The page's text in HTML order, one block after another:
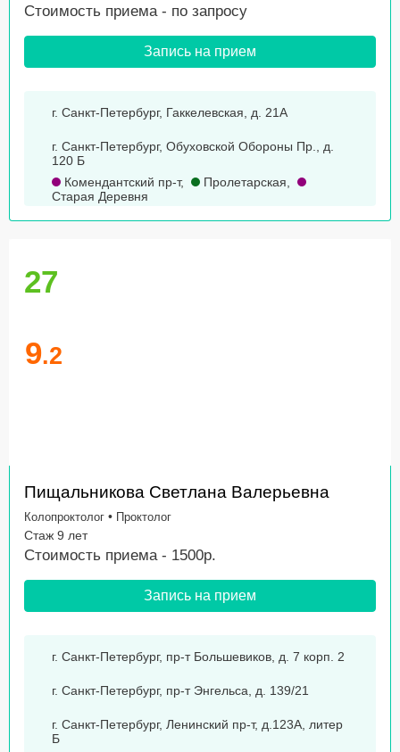
Стоимость приема - по запросу
Запись на прием
г. Санкт-Петербург, Гаккелевская, д. 21А
г. Санкт-Петербург, Обуховской Обороны Пр., д.
120 Б
Комендантский пр-т, Пролетарская,
Старая Деревня
27
9.2
Пищальникова Светлана Валерьевна
Колопроктолог • Проктолог
Стаж 9 лет
Стоимость приема - 1500р.
Запись на прием
г. Санкт-Петербург, пр-т Большевиков, д. 7 корп. 2
г. Санкт-Петербург, пр-т Энгельса, д. 139/21
г. Санкт-Петербург, Ленинский пр-т, д.123А, литер
Б